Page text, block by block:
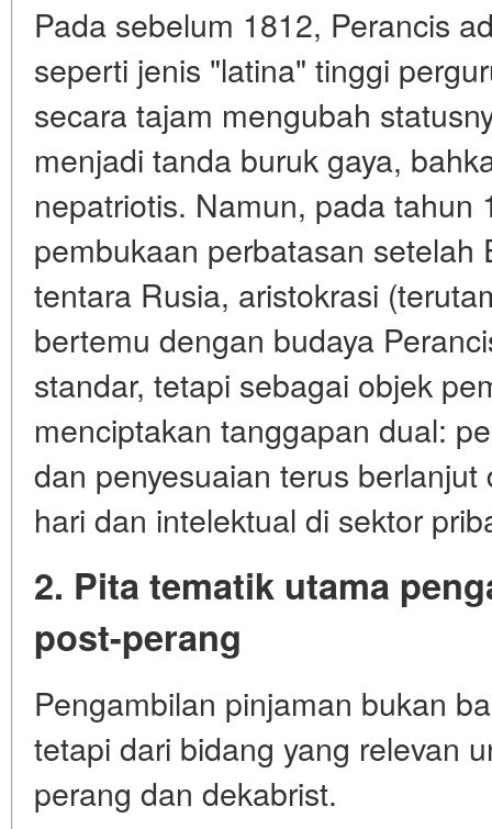
Pada sebelum 1812, Perancis
seperti jenis "latina" tinggi
secara tajam mengubah
menjadi tanda buruk gaya,
nepatriotis. Namun, pada tahun
pembukaan perbatasan setelah
tentara Rusia, aristokrasi
bertemu dengan budaya
standar, tetapi sebagai objek
menciptakan tanggapan dual:
dan penyesuaian terus
hari dan intelektual di sektor
2. Pita tematik utama
post-perang
Pengambilan pinjaman bukan
tetapi dari bidang yang relevan
perang dan dekabrist.